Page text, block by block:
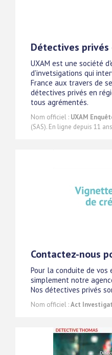
Détectives
UXAM est une société
d'invetsigations qui
France aux travers de
détectives privés en
tous agrémentés.
Nom officiel : UXAM
(SAS). En ligne depuis 11
Contactez-nous
Pour la conduite de vos
simplement notre
Nos détectives privés
Nom officiel :Act